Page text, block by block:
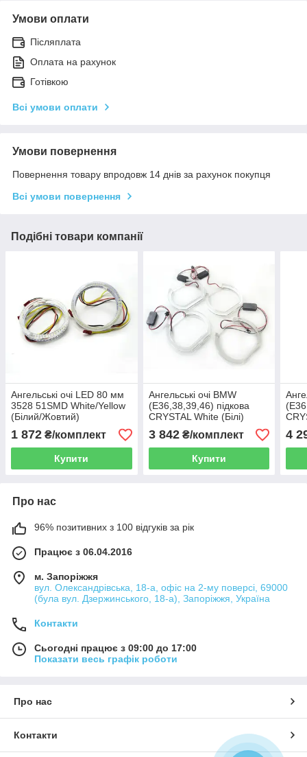
Умови оплати
Післяплата
Оплата на рахунок
Готівкою
Всі умови оплати
Умови повернення
Повернення товару впродовж 14 днів за рахунок покупця
Всі умови повернення
Подібні товари компанії
Ангельські очі LED 80 мм
3528 51SMD White/Yellow
(Білий/Жовтий)
1 872 ₴/комплект
Купити
Ангельські очі BMW
(E36,38,39,46) підкова
CRYSTAL White (Білі)
3 842₴/комплект
Купити
4
Про нас
96% позитивних з 100 відгуків за рік
Працює з 06.04.2016
м. Запоріжжя
вул. Олександрівська, 18-а, офіс на 2-му поверсі, 69000
(була вул. Дзержинського, 18-а), Запоріжжя, Україна
Контакти
Сьогодні працює з 09:00 до 17:00
Показати весь графік роботи
Про нас
Контакти